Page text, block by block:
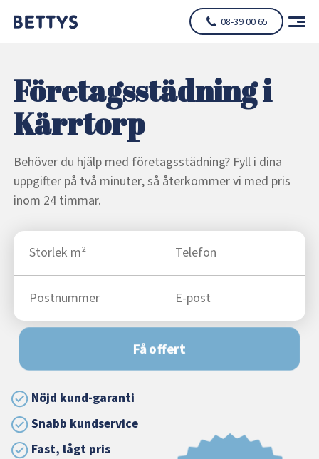
08-39 00 65
Företagsstädning i
Kärrtorp
Behöver du hjälp med företagsstädning? Fyll i dina
uppgifter på två minuter, så återkommer vi med pris
inom 24 timmar.
Få offert
Nöjd kund-garanti
Snabb kundservice
Fast, lågt pris